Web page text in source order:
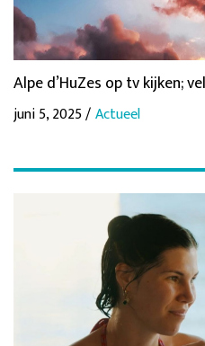
Alpe d’HuZes op tv kijken;
juni 5, 2025 /Actueel